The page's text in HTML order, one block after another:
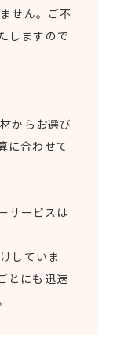
せん。ご不
しますので
からお選び
に合わせて
サービスは
していま
とにも迅速